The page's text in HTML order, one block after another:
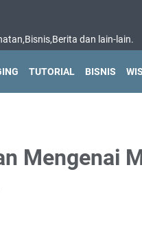
dan lain-lain.
TUTORIAL BISNIS
Mengenai